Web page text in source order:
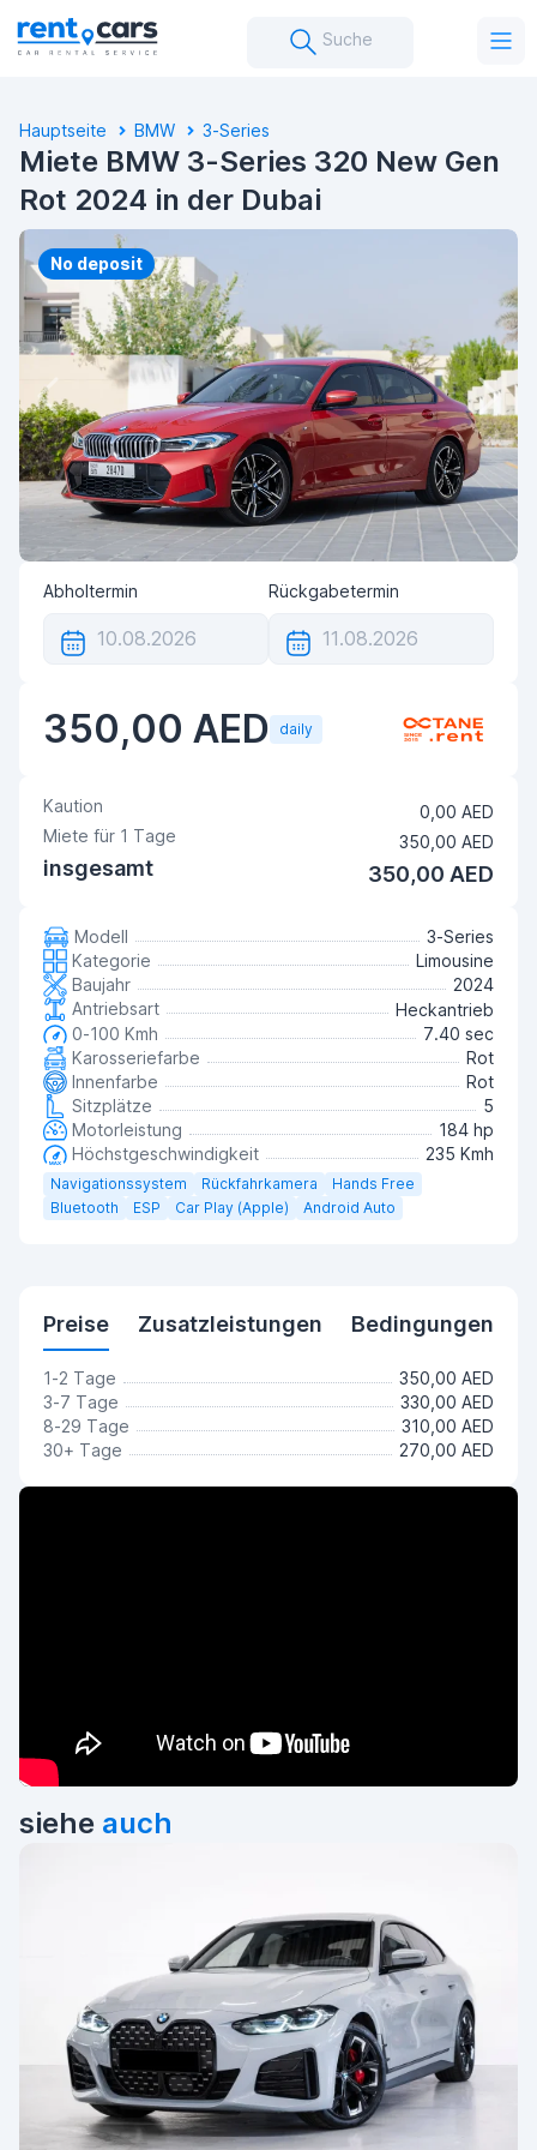
Suche
Hauptseite BMW 3-Series
Miete BMW 3-Series 320 New Gen
Rot 2024 in der Dubai
No deposit
Abholtermin Rückgabetermin
350,00 AED daily
Kaution
0,00 AED
Miete für 1 Tage 350,00 AED
insgesamt 350,00 AED
Modell
3-Series
Kategorie
Limousine
Baujahr
2024
Antriebsart
Heckantrieb
0-100 Kmh
7.40 sec
Karosseriefarbe
Rot
Innenfarbe
Rot
Sitzplätze
5
Motorleistung
184 hp
Höchstgeschwindigkeit
235 Kmh
Navigationssystem Rückfahrkamera
Hands Free
Bluetooth
ESP Car Play (Apple) Android Auto
Preise Zusatzleistungen Bedingungen
1-2 Tage
350,00 AED
3-7 Tage
330,00 AED
8-29 Tage
310,00 AED
30+ Tage
270,00 AED
siehe auch